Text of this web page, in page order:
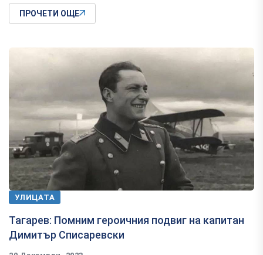
ПРОЧЕТИ ОЩЕ
УЛИЦАТА
Тагарев: Помним героичния подвиг на капитан
Димитър Списаревски